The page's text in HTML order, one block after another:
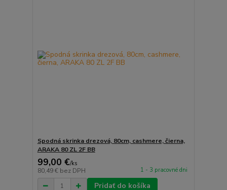
Spodná skrinka drezová, 80cm, cashmere, čierna,
ARAKA 80 ZL 2F BB
99,00 €/ks
80,49 € bez DPH 1 - 3 pracovné dni
Pridať do košíka